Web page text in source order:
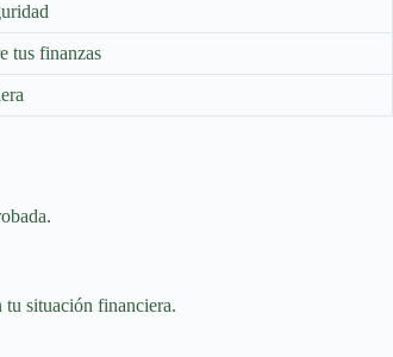
tus finanzas
tu situación financiera.